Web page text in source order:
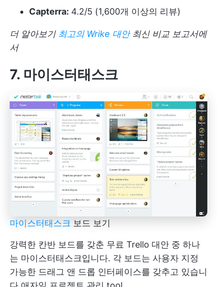
Capterra: 4.2/5 (1,600개 이상의 리뷰)
더 알아보기 최고의 Wrike 대안 최신 비교 보고서에
서
7. 마이스터태스크
마이스터태스크 보드 보기
강력한 칸반 보드를 갖춘 무료 Trello 대안 중 하나
는 마이스터태스크입니다. 각 보드는 사용자 지정
가능한 드래그 앤 드롭 인터페이스를 갖추고 있습니